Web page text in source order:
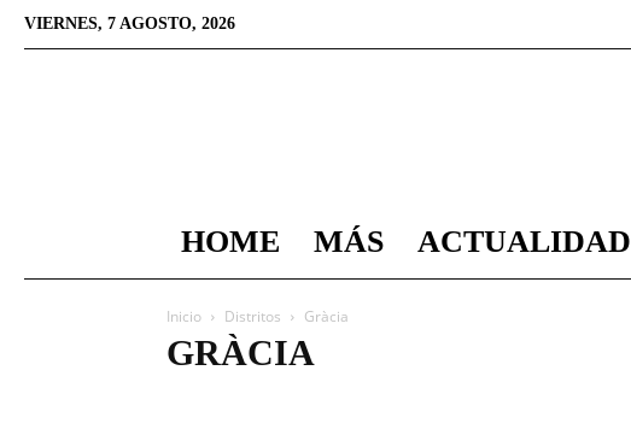
VIERNES, 7 AGOSTO, 2026
HOME MÁS ACTUALIDAD
Inicio Distritos Gràcia
GRÀCIA